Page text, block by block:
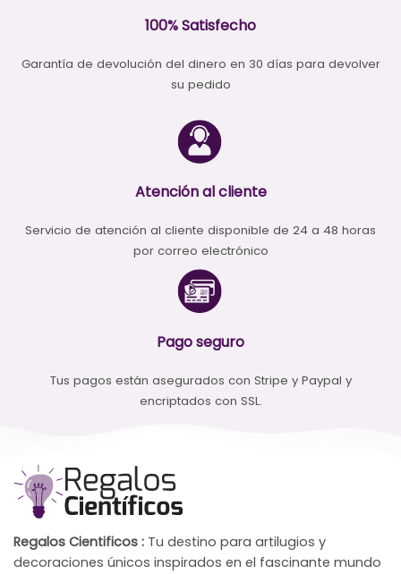
100% Satisfecho
Garantía de devolución del dinero en 30 días para devolver
su pedido
Atención al cliente
Servicio de atención al cliente disponible de 24 a 48 horas
por correo electrónico
Pago seguro
Tus pagos están asegurados con Stripe y Paypal y
encriptados con SSL.
Regalos Cientificos : Tu destino para artilugios y
decoraciones únicos inspirados en el fascinante mundo